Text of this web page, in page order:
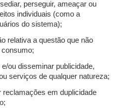
perseguir, ameaçar ou
individuais (como a
do sistema);
relativa a questão que não
ou disseminar publicidade,
serviços de qualquer natureza;
reclamações em duplicidade